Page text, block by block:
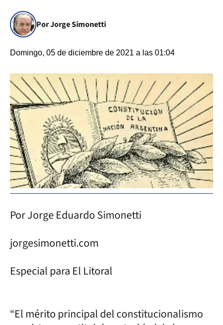
Por Jorge Simonetti
Domingo, 05 de diciembre de 2021 a las 01:04
Por Jorge Eduardo Simonetti
jorgesimonetti.com
Especial para El Litoral
“El mérito principal del constitucionalismo